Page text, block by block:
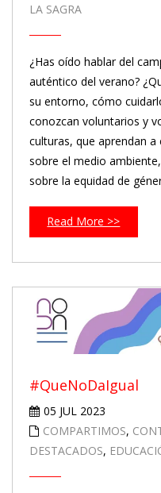
LA SAGRA
¿Has oído hablar del
auténtico del verano?
su entorno, cómo
conozcan voluntarios y
culturas, que aprendan
sobre el medio
sobre la equidad de
Read More >>
#QueNoDaIgual
05 JUL 2023
COMPARTIMOS,
DESTACADOS,